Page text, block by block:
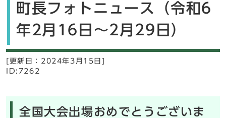
町長フォトニュース（令和6
年2月16日～2月29日）
[更新日： 2024年3月15日]
ID:7262
全国大会出場おめでとうございま